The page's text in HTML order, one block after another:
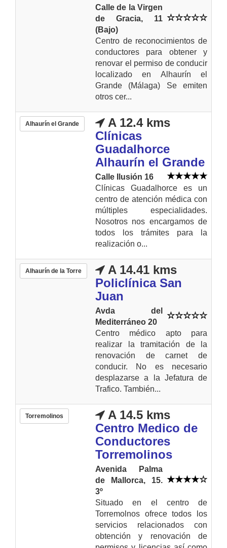
Calle de la Virgen
de Gracia, 11
(Bajo)
Centro de reconocimientos de
conductores para obtener y
renovar el permiso de conducir
localizado en Alhaurín el
Grande (Málaga) Se emiten
otros cer...
Alhaurín el Grande
A 12.4 kms
Clínicas
Guadalhorce
Alhaurín el Grande
Calle Ilusión 16
Clínicas Guadalhorce es un
centro de atención médica con
múltiples especialidades.
Nosotros nos encargamos de
todos los trámites para la
realización o...
Alhaurín de la Torre
A 14.41 kms
Policlínica San
Juan
Avda del
Mediterráneo 20
Centro médico apto para
realizar la tramitación de la
renovación de carnet de
conducir. No es necesario
desplazarse a la Jefatura de
Trafico. También...
Torremolinos
A 14.5 kms
Centro Medico de
Conductores
Torremolinos
Avenida Palma
de Mallorca, 15.
3º
Situado en el centro de
Torremolnos ofrece todos los
servicios relacionados con
obtención y renovación de